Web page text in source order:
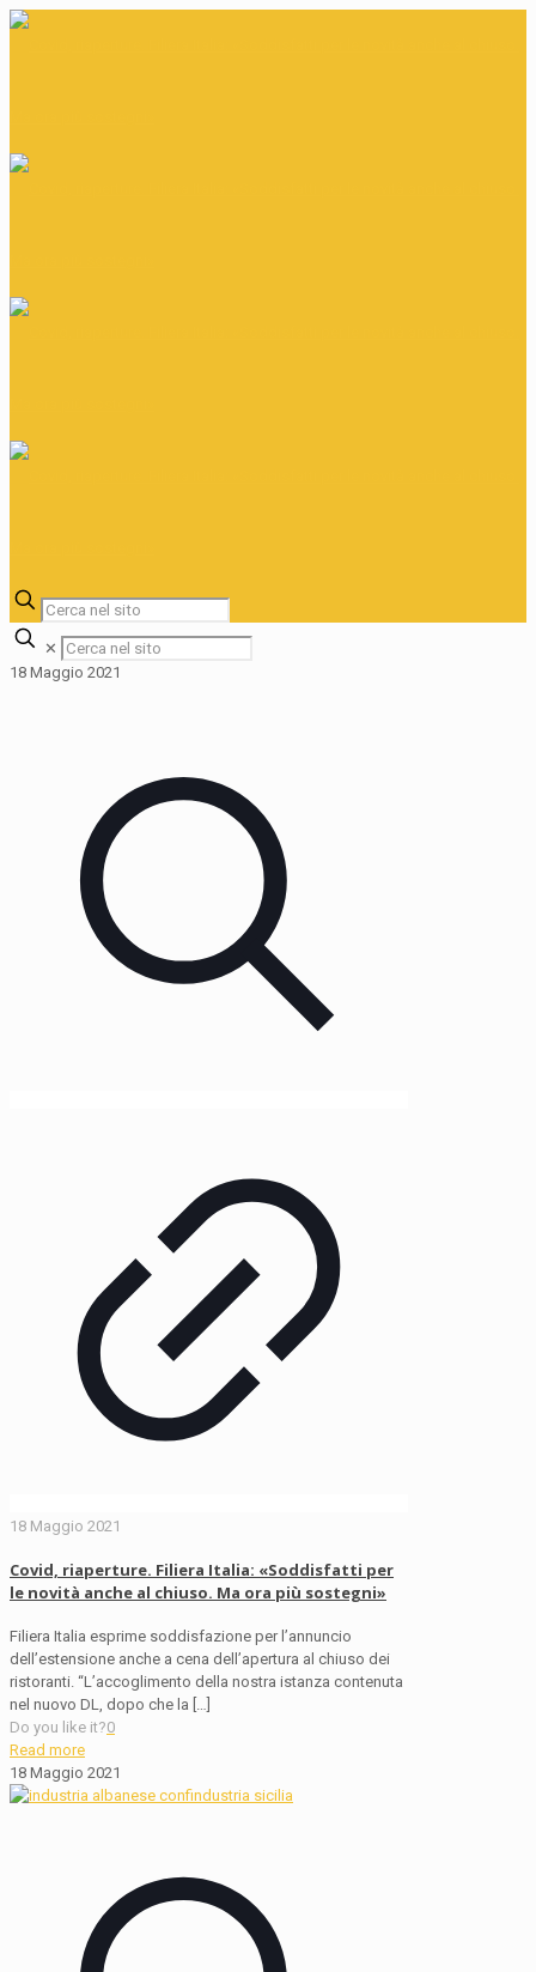
✕
18 Maggio 2021
18 Maggio 2021
Covid, riaperture. Filiera Italia: «Soddisfatti per
le novità anche al chiuso. Ma ora più sostegni»
Filiera Italia esprime soddisfazione per l’annuncio
dell’estensione anche a cena dell’apertura al chiuso dei
ristoranti. “L’accoglimento della nostra istanza contenuta
nel nuovo DL, dopo che la
Do you like it?0
Read more
18 Maggio 2021